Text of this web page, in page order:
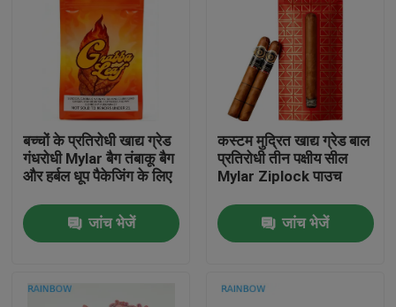
घर
बच्चों के प्रतिरोधी खाद्य ग्रेड
गंधरोधी Mylar बैग तंबाकू बैग
और हर्बल धूप पैकेजिंग के लिए
जांच भेजें
कस्टम मुद्रित खाद्य ग्रेड बाल
प्रतिरोधी तीन पक्षीय सील
Mylar Ziplock पाउच
जांच भेजें